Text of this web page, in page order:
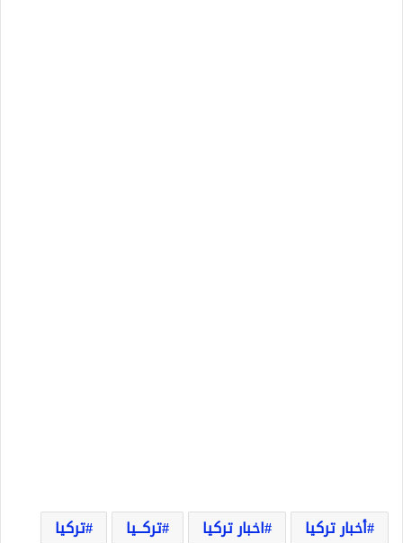
أخبار تركيا اخبار تركيا تركــيا
تركيا